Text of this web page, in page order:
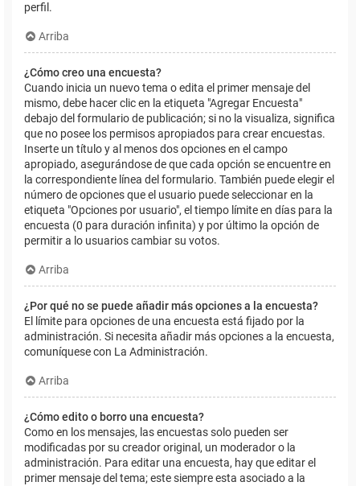
perfil.
Arriba
¿Cómo creo una encuesta?
Cuando inicia un nuevo tema o edita el primer mensaje del
mismo, debe hacer clic en la etiqueta "Agregar Encuesta"
debajo del formulario de publicación; si no la visualiza, significa
que no posee los permisos apropiados para crear encuestas.
Inserte un título y al menos dos opciones en el campo
apropiado, asegurándose de que cada opción se encuentre en
la correspondiente línea del formulario. También puede elegir el
número de opciones que el usuario puede seleccionar en la
etiqueta "Opciones por usuario", el tiempo límite en días para la
encuesta (0 para duración infinita) y por último la opción de
permitir a lo usuarios cambiar su votos.
Arriba
¿Por qué no se puede añadir más opciones a la encuesta?
El límite para opciones de una encuesta está fijado por la
administración. Si necesita añadir más opciones a la encuesta,
comuníquese con La Administración.
Arriba
¿Cómo edito o borro una encuesta?
Como en los mensajes, las encuestas solo pueden ser
modificadas por su creador original, un moderador o la
administración. Para editar una encuesta, hay que editar el
primer mensaje del tema; este siempre esta asociado a la